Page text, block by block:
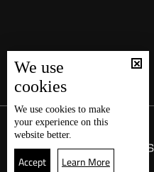
We use
cookies
We use cookies to make
your experience on this
website better.
Accept Learn More